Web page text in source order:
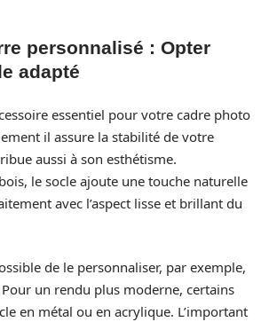
personnalisé : Opter
adapté
essentiel pour votre cadre photo
il assure la stabilité de votre
aussi à son esthétisme.
le socle ajoute une touche naturelle
avec l’aspect lisse et brillant du
de le personnaliser, par exemple,
un rendu plus moderne, certains
en métal ou en acrylique. L’important